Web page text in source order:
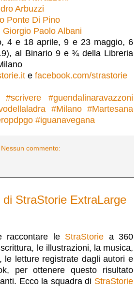
Arbuzzi
Ponte Di Pino
Giorgio Paolo Albani
4 e 18 aprile, 9 e 23 maggio, 6
al Binario 9 e ¾ della Libreria
e facebook.com/strastorie
#scrivere
#guendalinaravazzoni
#Milano #Martesana
#iguanavegana
Nessun commento:
StraStorie ExtraLarge
raccontare le StraStorie a 360
le illustrazioni, la musica,
le letture registrate dagli autori e
per ottenere questo risultato
Ecco la squadra di StraStorie